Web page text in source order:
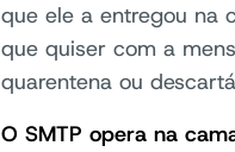
que ele a entregou na
que quiser com a
quarentena ou
O SMTP opera na